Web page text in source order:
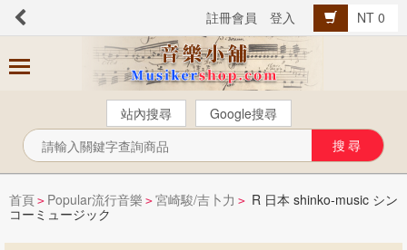
註冊會員 登入 NT 0
站內搜尋 Google搜尋
商
品
芬貝爾【中文版】
西樂曲譜
音樂叢書
首頁 > Popular流行音樂 > 宮崎駿/吉卜力 > R 日本 shinko-music シン
コーミュージック